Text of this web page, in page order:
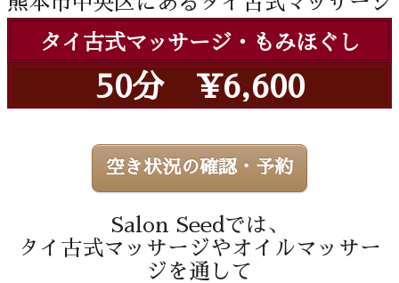
タイ古式マッサージ・もみほぐし
50分 ¥6,600
空き状況の確認・予約
Salon Seedでは、
タイ古式マッサージやオイルマッサー
ジを通して